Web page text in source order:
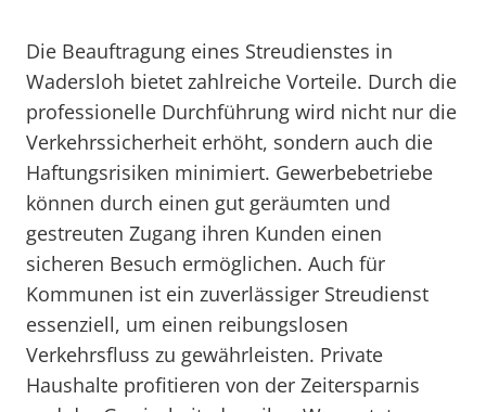
Die Beauftragung eines Streudienstes in
Wadersloh bietet zahlreiche Vorteile. Durch die
professionelle Durchführung wird nicht nur die
Verkehrssicherheit erhöht, sondern auch die
Haftungsrisiken minimiert. Gewerbebetriebe
können durch einen gut geräumten und
gestreuten Zugang ihren Kunden einen
sicheren Besuch ermöglichen. Auch für
Kommunen ist ein zuverlässiger Streudienst
essenziell, um einen reibungslosen
Verkehrsfluss zu gewährleisten. Private
Haushalte profitieren von der Zeitersparnis